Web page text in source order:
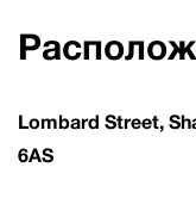
Lombard Street,
6AS